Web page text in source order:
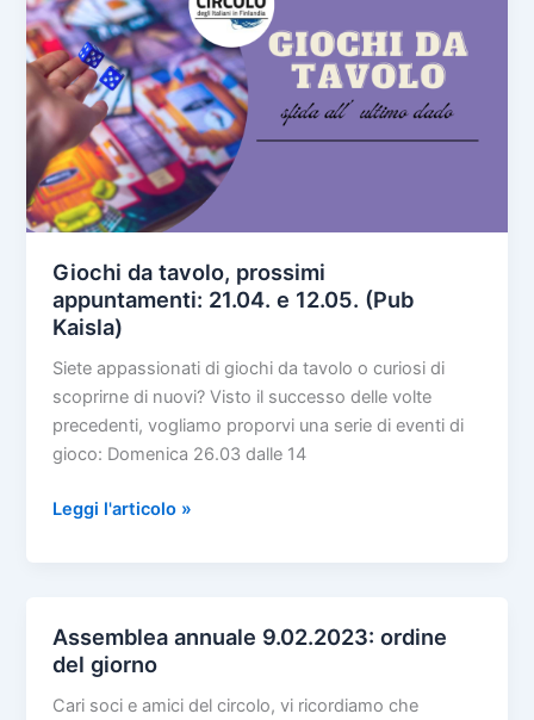
Giochi da tavolo, prossimi
appuntamenti: 21.04. e 12.05. (Pub
Kaisla)
Siete appassionati di giochi da tavolo o curiosi di
scoprirne di nuovi? Visto il successo delle volte
precedenti, vogliamo proporvi una serie di eventi di
gioco: Domenica 26.03 dalle 14
Giochi
21.04.
e
12.05.
Leggi l'articolo »
Assemblea annuale 9.02.2023: ordine
del giorno
Cari soci e amici del circolo, vi ricordiamo che